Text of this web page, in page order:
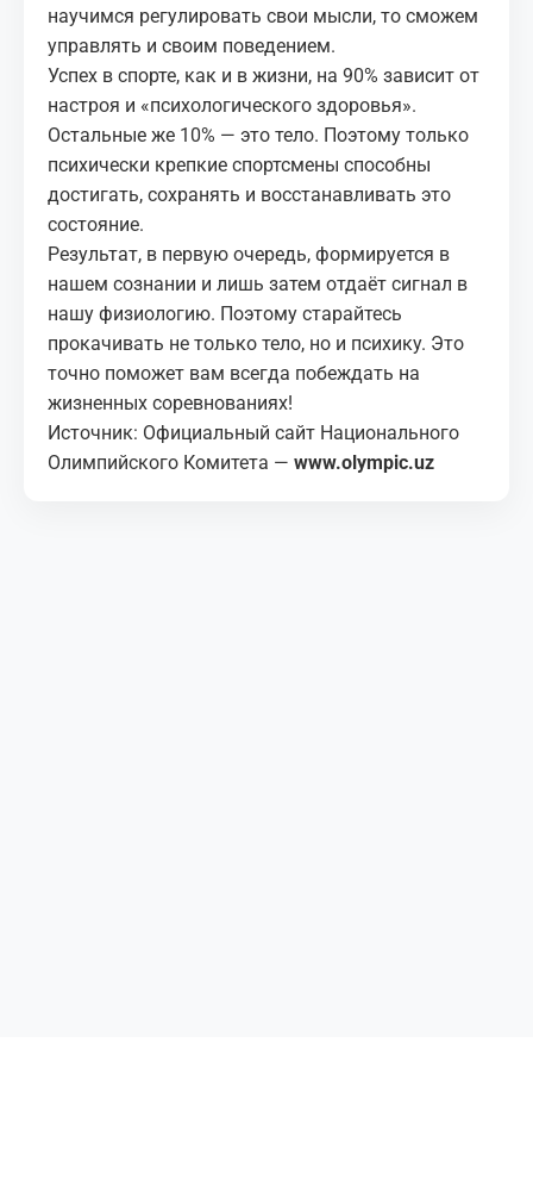
научимся регулировать свои мысли, то сможем
управлять и своим поведением.
Успех в спорте, как и в жизни, на 90% зависит от
настроя и «психологического здоровья».
Остальные же 10% — это тело. Поэтому только
психически крепкие спортсмены способны
достигать, сохранять и восстанавливать это
состояние.
Результат, в первую очередь, формируется в
нашем сознании и лишь затем отдаёт сигнал в
нашу физиологию. Поэтому старайтесь
прокачивать не только тело, но и психику. Это
точно поможет вам всегда побеждать на
жизненных соревнованиях!
Источник: Официальный сайт Национального
Олимпийского Комитета — www.olympic.uz